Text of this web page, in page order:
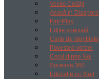
Vocile Cetății
Acasă în Diaspora
Fair-Play
Ediție specială
Carte de Identitate
Povestea vorbei
Cerul dintre Noi
Suceava 360
Educație cu Ștaif